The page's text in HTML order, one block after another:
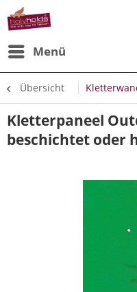
Menü
Übersicht
Kletterpaneel
beschichtet oder